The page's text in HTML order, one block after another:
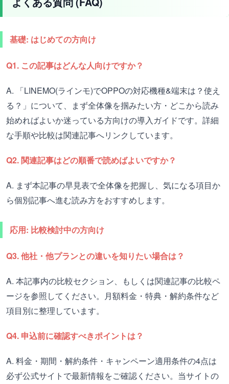
基礎: はじめての方向け
Q1. この記事はどんな人向けですか？
A. 「LINEMO(ラインモ)でOPPOの対応機種&端末は？使え
る？」について、まず全体像を掴みたい方・どこから読み
始めればよいか迷っている方向けの導入ガイドです。詳細
な手順や比較は関連記事へリンクしています。
Q2. 関連記事はどの順番で読めばよいですか？
A. まず本記事の早見表で全体像を把握し、気になる項目か
ら個別記事へ進む読み方をおすすめします。
応用: 比較検討中の方向け
Q3. 他社・他プランとの違いを知りたい場合は？
A. 本記事内の比較セクション、もしくは関連記事の比較ペ
ージを参照してください。月額料金・特典・解約条件など
項目別に整理しています。
Q4. 申込前に確認すべきポイントは？
A. 料金・期間・解約条件・キャンペーン適用条件の4点は
必ず公式サイトで最新情報をご確認ください。当サイトの